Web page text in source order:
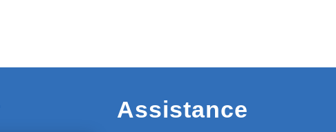
Assistance